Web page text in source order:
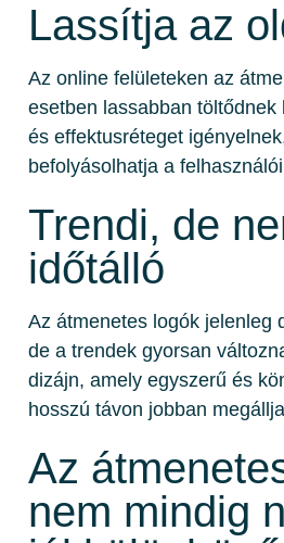
Lassítja az
Az online felületeken az
esetben lassabban
és effektusréteget
befolyásolhatja a
Trendi, de
időtálló
Az átmenetes logók jelenleg
de a trendek gyorsan
dizájn, amely egyszerű és
hosszú távon jobban
Az
nem mindig